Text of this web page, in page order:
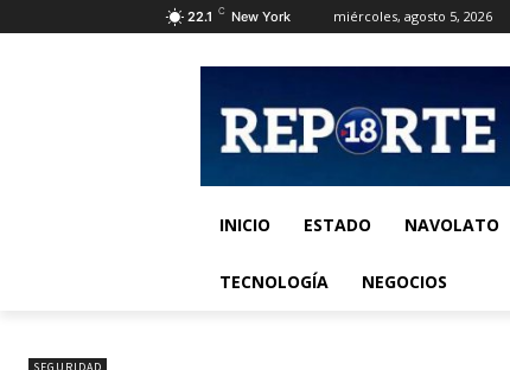
22.1 C New York miércoles, agosto 5, 2026
INICIO ESTADO NAVOLATO
TECNOLOGÍA NEGOCIOS
SEGURIDAD